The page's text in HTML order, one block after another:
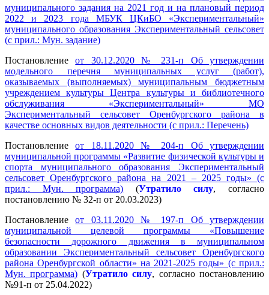
муниципального задания на 2021 год и на плановый период
2022 и 2023 года МБУК ЦКиБО «Экспериментальный»
муниципального образования Экспериментальный сельсовет
(с прил.: Мун. задание)
Постановлениеот 30.12.2020 № 231-п Об утверждении
модельного перечня муниципальных услуг (работ),
оказываемых (выполняемых) муниципальным бюджетным
учреждением культуры Центра культуры и библиотечного
обслуживания «Экспериментальный» МО
Экспериментальный сельсовет Оренбургского района в
качестве основных видов деятельности (с прил.: Перечень)
Постановлениеот 18.11.2020 № 204-п Об утверждении
муниципальной программы «Развитие физической культуры и
спорта муниципального образования Экспериментальный
сельсовет Оренбургского района на 2021 – 2025 годы» (с
прил.: Мун. программа) (Утратило силу, согласно
постановлению № 32-п от 20.03.2023)
Постановлениеот 03.11.2020 № 197-п Об утверждении
муниципальной целевой программы «Повышение
безопасности дорожного движения в муниципальном
образовании Экспериментальный сельсовет Оренбургского
района Оренбургской области» на 2021-2025 годы» (с прил.:
Мун. программа) (Утратило силу, согласно постановлению
№91-п от 25.04.2022)